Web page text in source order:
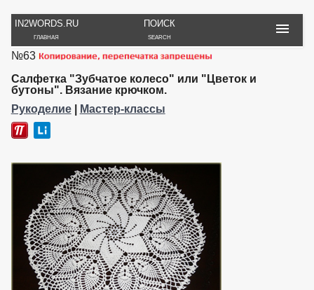
IN2WORDS.RU
ГЛАВНАЯ
ПОИСК
SEARCH
РУКОДЕЛИЕ ТОВАРЫ ПУТЕШЕСТВИЯ
ИГРЫ ОБОИ
№63
Салфетка "Зубчатое колесо" или "Цветок и
бутоны". Вязание крючком.
Рукоделие| Мастер-классы